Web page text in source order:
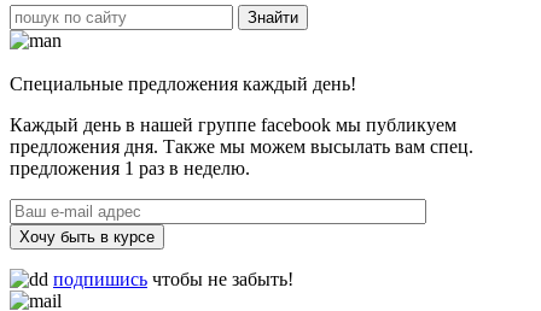
Специальные предложения каждый день!
Каждый день в нашей группе facebook мы публикуем
предложения дня. Также мы можем высылать вам спец.
предложения 1 раз в неделю.
Хочу быть в курсе
подпишись чтобы не забыть!